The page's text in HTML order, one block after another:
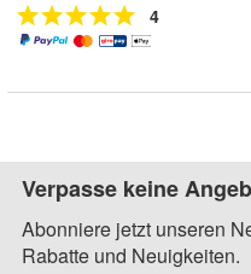
4
Verpasse keine
Abonniere jetzt unseren
Rabatte und Neuigkeiten.